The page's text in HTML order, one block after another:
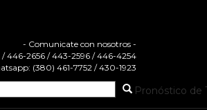
- Comunicate con nosotros -
/ 446-2656 / 443-2596 / 446-4254
(380) 461-7752 / 430-1923
Pronóstico de